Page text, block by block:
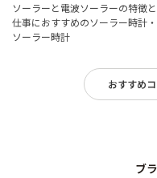
ソーラーと電波ソーラーの特徴
仕事におすすめのソーラー時計
ソーラー時計
おすすめ
ブ